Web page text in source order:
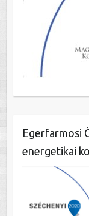
Egerfarmosi
energetikai